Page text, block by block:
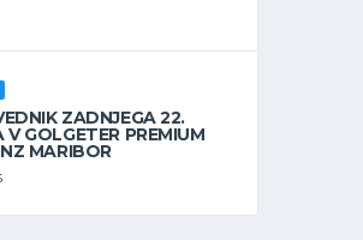
ZADNJEGA 22.
V GOLGETER PREMIUM
MARIBOR